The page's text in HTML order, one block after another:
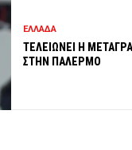
ΕΛΛΑΔΑ
ΤΕΛΕΙΩΝΕΙ Η
ΣΤΗΝ ΠΑΛΕΡΜΟ